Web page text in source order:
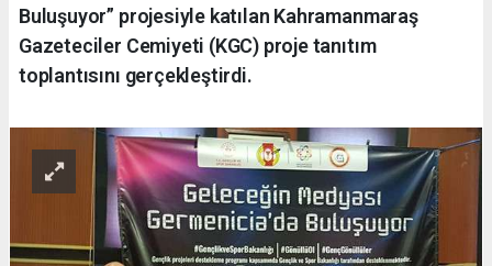
Buluşuyor” projesiyle katılan Kahramanmaraş
Gazeteciler Cemiyeti (KGC) proje tanıtım
toplantısını gerçekleştirdi.